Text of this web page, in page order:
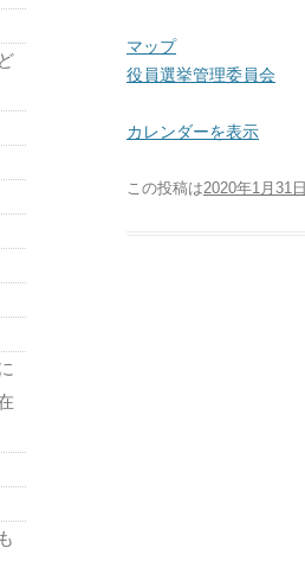
選
挙
理
員
マップ県
協
会
室
役員選挙管理委員会
カレンダーを表示
この投稿は2020年1月31日